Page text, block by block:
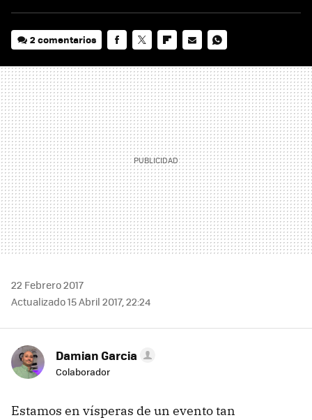
2 comentarios
MAIL
22 Febrero 2017
Actualizado 15 Abril 2017, 22:24
Damian Garcia
Colaborador
Estamos en vísperas de un evento tan